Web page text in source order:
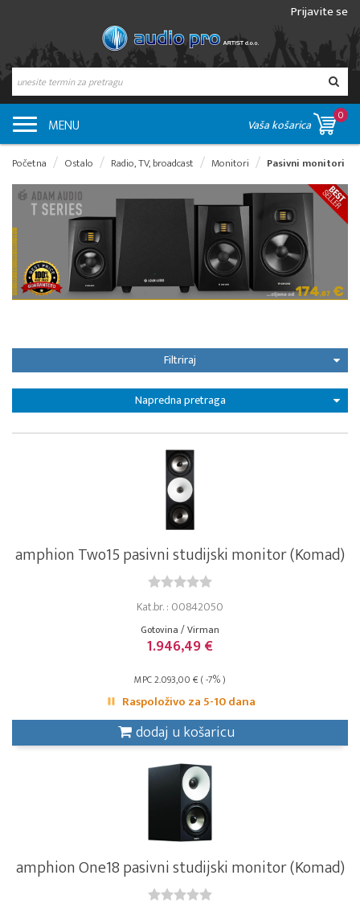
Prijavite se
MENU Vaša košarica
0
Početna Ostalo Radio, TV, broadcast Monitori Pasivni monitori
Filtriraj
Napredna pretraga
amphion Two15 pasivni studijski monitor (Komad)
Kat.br. : 00842050
Gotovina / Virman
1.946,49 €
MPC 2.093,00 € ( -7% )
Raspoloživo za 5-10 dana
dodaj u košaricu
amphion One18 pasivni studijski monitor (Komad)